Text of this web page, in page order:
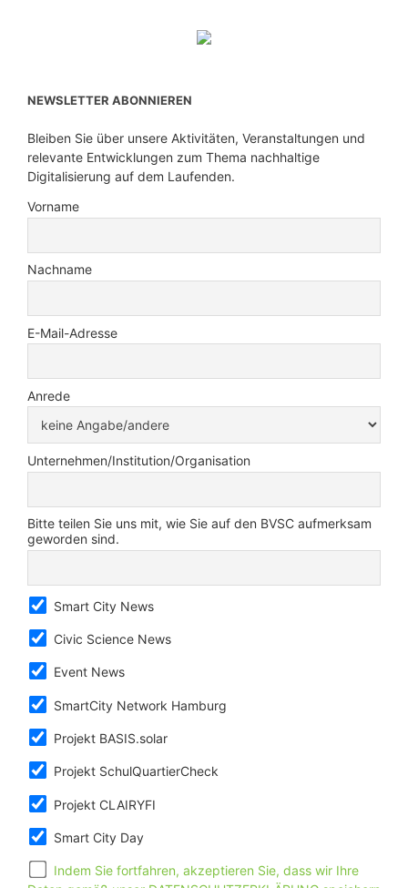
NEWSLETTER ABONNIEREN
Bleiben Sie über unsere Aktivitäten, Veranstaltungen und
relevante Entwicklungen zum Thema nachhaltige
Digitalisierung auf dem Laufenden.
Vorname
Nachname
E-Mail-Adresse
Anrede
Unternehmen/Institution/Organisation
Bitte teilen Sie uns mit, wie Sie auf den BVSC aufmerksam
geworden sind.
Smart City News
Civic Science News
Event News
SmartCity Network Hamburg
Projekt BASIS.solar
Projekt SchulQuartierCheck
Projekt CLAIRYFI
Smart City Day
Indem Sie fortfahren, akzeptieren Sie, dass wir Ihre